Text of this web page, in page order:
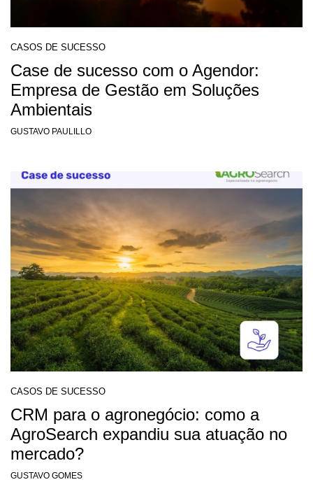
CASOS DE SUCESSO
Case de sucesso com o Agendor:
Empresa de Gestão em Soluções
Ambientais
GUSTAVO PAULILLO
CASOS DE SUCESSO
CRM para o agronegócio: como a
AgroSearch expandiu sua atuação no
mercado?
GUSTAVO GOMES